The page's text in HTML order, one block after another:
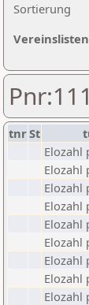
Sortierung
tnrSt
Elozahl
Elozahl
Elozahl
Elozahl
Elozahl
Elozahl
Elozahl
Elozahl
Elozahl